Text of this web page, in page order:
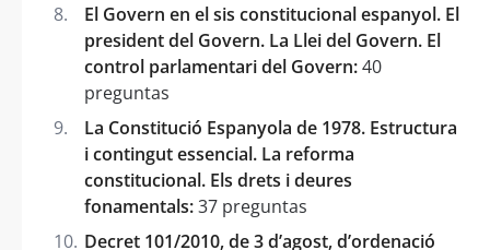
El Govern en el sis constitucional espanyol. El
president del Govern. La Llei del Govern. El
control parlamentari del Govern:40
preguntas
La Constitució Espanyola de 1978. Estructura
i contingut essencial. La reforma
constitucional. Els drets i deures
fonamentals:37 preguntas
Decret 101/2010, de 3 d’agost, d’ordenació